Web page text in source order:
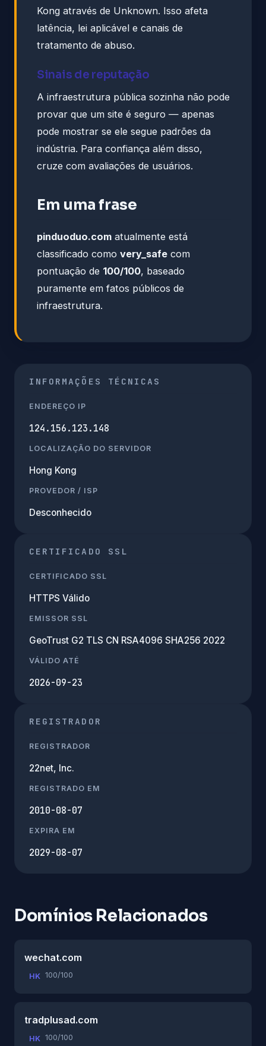
Kong através de Unknown. Isso afeta
latência, lei aplicável e canais de
tratamento de abuso.
Sinais de reputação
A infraestrutura pública sozinha não pode
provar que um site é seguro — apenas
pode mostrar se ele segue padrões da
indústria. Para confiança além disso,
cruze com avaliações de usuários.
Em uma frase
pinduoduo.com atualmente está
classificado como very_safe com
pontuação de 100/100, baseado
puramente em fatos públicos de
infraestrutura.
INFORMAÇÕES TÉCNICAS
ENDEREÇO IP
124.156.123.148
LOCALIZAÇÃO DO SERVIDOR
Hong Kong
PROVEDOR / ISP
Desconhecido
CERTIFICADO SSL
CERTIFICADO SSL
HTTPS Válido
EMISSOR SSL
GeoTrust G2 TLS CN RSA4096 SHA256 2022
VÁLIDO ATÉ
2026-09-23
REGISTRADOR
REGISTRADOR
22net, Inc.
REGISTRADO EM
2010-08-07
EXPIRA EM
2029-08-07
Domínios Relacionados
wechat.com
HK 100/100
tradplusad.com
HK 100/100